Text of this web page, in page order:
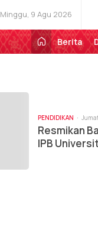
Minggu, 9 Agu 2026
Berita
PENDIDIKAN
Resmikan
IPB